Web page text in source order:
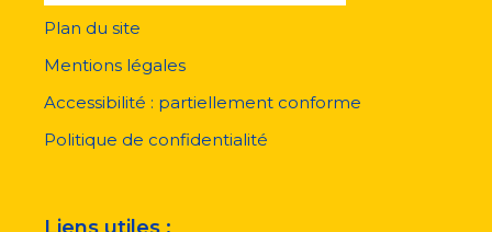
pied
page
Plan du site
Mentions légales
Accessibilité : partiellement conforme
Politique de confidentialité